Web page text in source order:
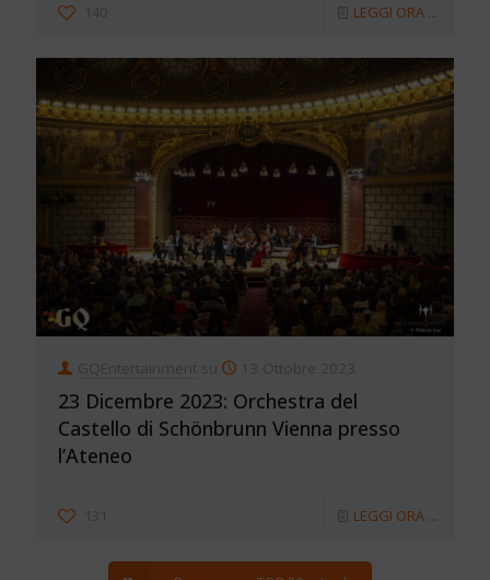
140 LEGGI ORA ...
GQEntertainment su 13 Ottobre 2023
23 Dicembre 2023: Orchestra del
Castello di Schönbrunn Vienna presso
l’Ateneo
131 LEGGI ORA ...